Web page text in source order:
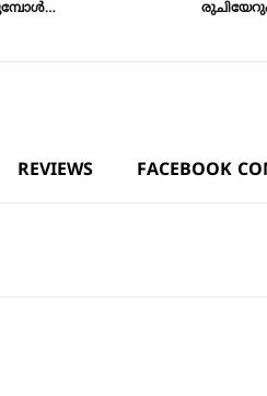
REVIEWS FACEBOOK